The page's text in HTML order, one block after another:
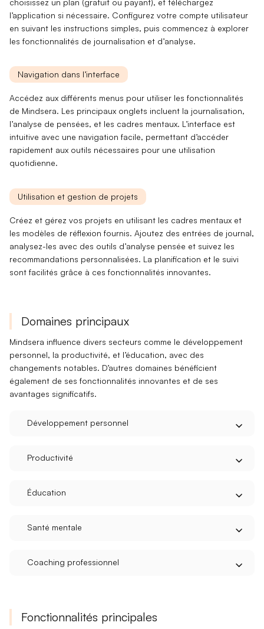
l’application si nécessaire. Configurez votre compte utilisateur
en suivant les instructions simples, puis commencez à explorer
les fonctionnalités de journalisation et d’analyse.
Navigation dans l’interface
Accédez aux différents menus pour utiliser les fonctionnalités
de Mindsera. Les principaux onglets incluent la journalisation,
l’analyse de pensées, et les cadres mentaux. L’interface est
intuitive avec une navigation facile, permettant d’accéder
rapidement aux outils nécessaires pour une utilisation
quotidienne.
Utilisation et gestion de projets
Créez et gérez vos projets en utilisant les cadres mentaux et
les modèles de réflexion fournis. Ajoutez des entrées de journal,
analysez-les avec des outils d’analyse pensée et suivez les
recommandations personnalisées. La planification et le suivi
sont facilités grâce à ces fonctionnalités innovantes.
Domaines principaux
Mindsera influence divers secteurs comme le développement
personnel, la productivité, et l’éducation, avec des
changements notables. D’autres domaines bénéficient
également de ses fonctionnalités innovantes et de ses
avantages significatifs.
Développement personnel
Productivité
Éducation
Santé mentale
Coaching professionnel
Fonctionnalités principales